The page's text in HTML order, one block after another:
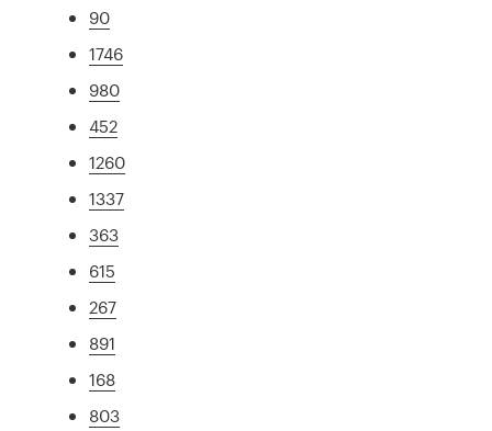
90
1746
980
452
1260
1337
363
615
267
891
168
803